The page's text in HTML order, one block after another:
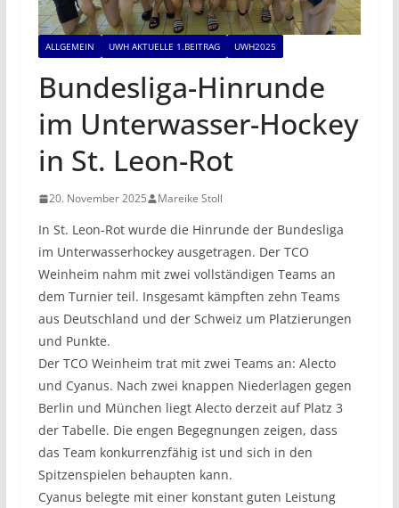
ALLGEMEIN UWH AKTUELLE 1.BEITRAG UWH2025
Bundesliga-Hinrunde
im Unterwasser-Hockey
in St. Leon-Rot
20. November 2025 Mareike Stoll
In St. Leon-Rot wurde die Hinrunde der Bundesliga
im Unterwasserhockey ausgetragen. Der TCO
Weinheim nahm mit zwei vollständigen Teams an
dem Turnier teil. Insgesamt kämpften zehn Teams
aus Deutschland und der Schweiz um Platzierungen
und Punkte.
Der TCO Weinheim trat mit zwei Teams an: Alecto
und Cyanus. Nach zwei knappen Niederlagen gegen
Berlin und München liegt Alecto derzeit auf Platz 3
der Tabelle. Die engen Begegnungen zeigen, dass
das Team konkurrenzfähig ist und sich in den
Spitzenspielen behaupten kann.
Cyanus belegte mit einer konstant guten Leistung